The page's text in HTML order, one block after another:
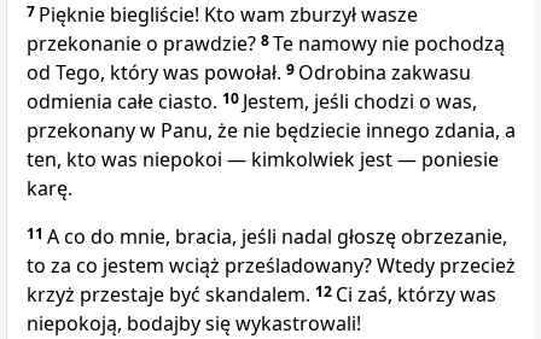
7 Pięknie biegliście! Kto wam zburzył wasze
przekonanie o prawdzie? 8Te namowy nie pochodzą
od Tego, który was powołał. 9 Odrobina zakwasu
odmienia całe ciasto. 10 Jestem, jeśli chodzi o was,
przekonany w Panu, że nie będziecie innego zdania, a
ten, kto was niepokoi — kimkolwiek jest — poniesie
karę.
11 A co do mnie, bracia, jeśli nadal głoszę obrzezanie,
to za co jestem wciąż prześladowany? Wtedy przecież
krzyż przestaje być skandalem. 12 Ci zaś, którzy was
niepokoją, bodajby się wykastrowali!